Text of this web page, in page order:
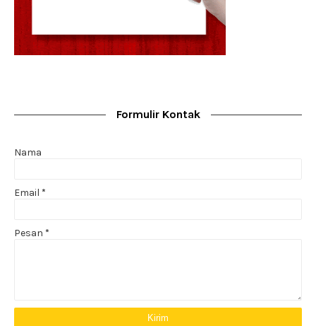
Formulir Kontak
Nama
Email *
Pesan *